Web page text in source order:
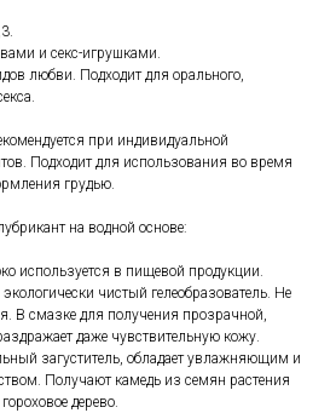
и секс-игрушками.
любви. Подходит для орального,
при индивидуальной
Подходит для использования во время
грудью.
на водной основе:
используется в пищевой продукции.
чистый гелеобразователь. Не
В смазке для получения прозрачной,
даже чувствительную кожу.
загуститель, обладает увлажняющим и
Получают камедь из семян растения
дерево.